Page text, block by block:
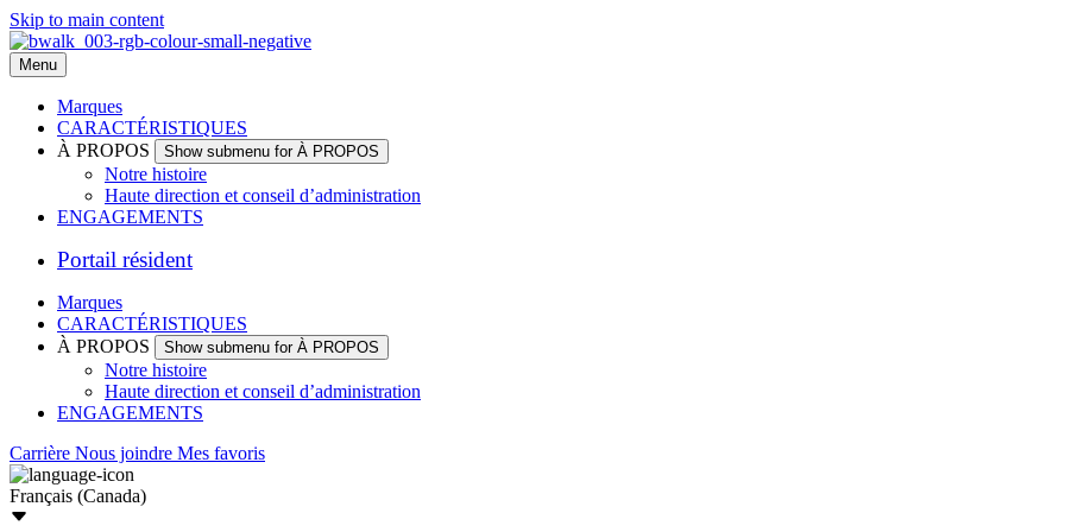
Skip to main content
Menu
Marques
CARACTÉRISTIQUES
À PROPOS
Show submenu for À PROPOS
Notre histoire
Haute direction et conseil d’administration
ENGAGEMENTS
Portail résident
Marques
CARACTÉRISTIQUES
À PROPOS
Show submenu for À PROPOS
Notre histoire
Haute direction et conseil d’administration
ENGAGEMENTS
Carrière Nous joindre Mes favoris
Français (Canada)